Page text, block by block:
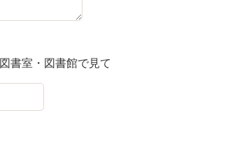
図書室・図書館で見て